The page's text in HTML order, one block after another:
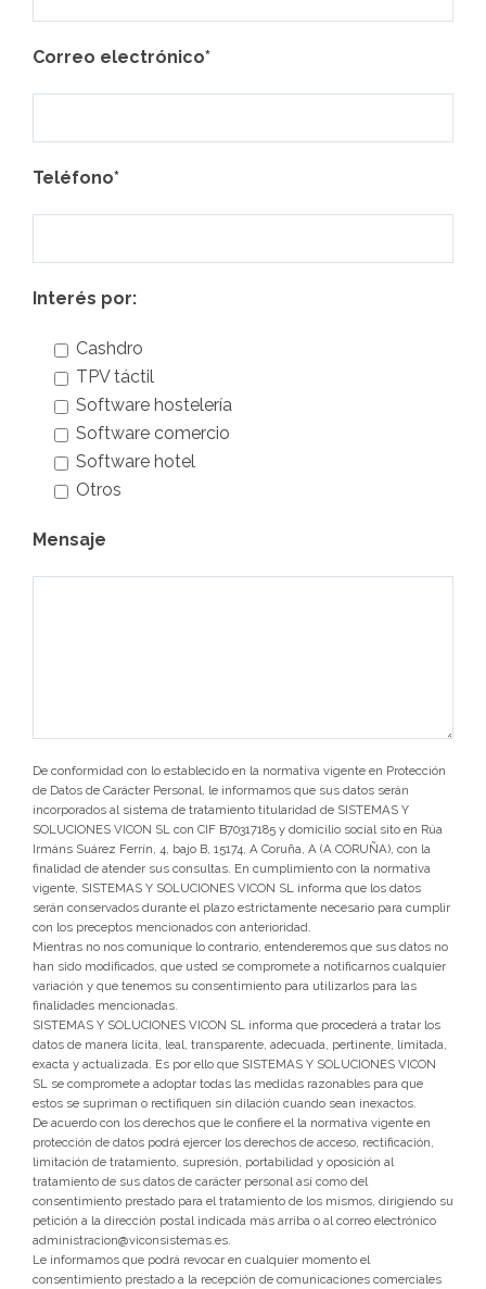
Correo electrónico*
Teléfono*
Interés por:
Cashdro
TPV táctil
Software hostelería
Software comercio
Software hotel
Otros
Mensaje
De conformidad con lo establecido en la normativa vigente en Protección
de Datos de Carácter Personal, le informamos que sus datos serán
incorporados al sistema de tratamiento titularidad de SISTEMAS Y
SOLUCIONES VICON SL con CIF B70317185 y domicilio social sito en Rúa
Irmáns Suárez Ferrín, 4, bajo B, 15174, A Coruña, A (A CORUÑA), con la
finalidad de atender sus consultas. En cumplimiento con la normativa
vigente, SISTEMAS Y SOLUCIONES VICON SL informa que los datos
serán conservados durante el plazo estrictamente necesario para cumplir
con los preceptos mencionados con anterioridad.
Mientras no nos comunique lo contrario, entenderemos que sus datos no
han sido modificados, que usted se compromete a notificarnos cualquier
variación y que tenemos su consentimiento para utilizarlos para las
finalidades mencionadas.
SISTEMAS Y SOLUCIONES VICON SL informa que procederá a tratar los
datos de manera lícita, leal, transparente, adecuada, pertinente, limitada,
exacta y actualizada. Es por ello que SISTEMAS Y SOLUCIONES VICON
SL se compromete a adoptar todas las medidas razonables para que
estos se supriman o rectifiquen sin dilación cuando sean inexactos.
De acuerdo con los derechos que le confiere el la normativa vigente en
protección de datos podrá ejercer los derechos de acceso, rectificación,
limitación de tratamiento, supresión, portabilidad y oposición al
tratamiento de sus datos de carácter personal así como del
consentimiento prestado para el tratamiento de los mismos, dirigiendo su
petición a la dirección postal indicada más arriba o al correo electrónico
administracion@viconsistemas.es.
Le informamos que podrá revocar en cualquier momento el
consentimiento prestado a la recepción de comunicaciones comerciales